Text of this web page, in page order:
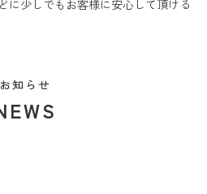
に少しでもお客様に安心して頂ける
お知らせ